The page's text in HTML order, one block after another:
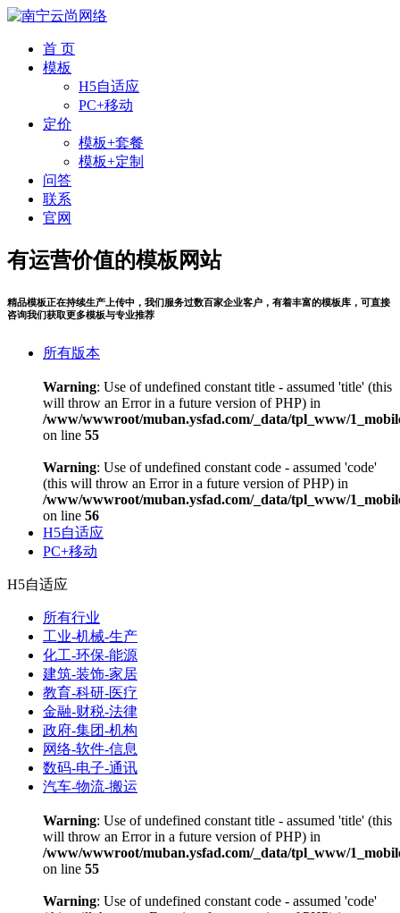
首 页
模板
H5自适应
PC+移动
定价
模板+套餐
模板+定制
问答
联系
官网
有运营价值的模板网站
精品模板正在持续生产上传中，我们服务过数百家企业客户，有着丰富的模板库，可直接
咨询我们获取更多模板与专业推荐
所有版本
Warning: Use of undefined constant title - assumed 'title' (this
will throw an Error in a future version of PHP) in
/www/wwwroot/muban.ysfad.com/_data/tpl_www/
on line 55
Warning: Use of undefined constant code - assumed 'code'
(this will throw an Error in a future version of PHP) in
/www/wwwroot/muban.ysfad.com/_data/tpl_www/
on line 56
H5自适应
PC+移动
H5自适应
所有行业
工业-机械-生产
化工-环保-能源
建筑-装饰-家居
教育-科研-医疗
金融-财税-法律
政府-集团-机构
网络-软件-信息
数码-电子-通讯
汽车-物流-搬运
Warning: Use of undefined constant title - assumed 'title' (this
will throw an Error in a future version of PHP) in
/www/wwwroot/muban.ysfad.com/_data/tpl_www/
on line 55
Warning: Use of undefined constant code - assumed 'code'